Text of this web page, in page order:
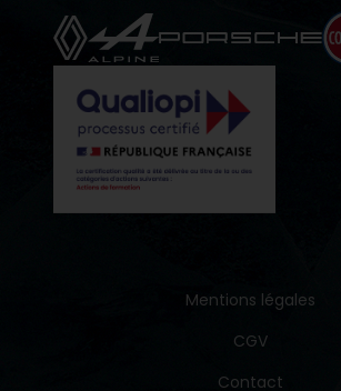
Mentions légales
CGV
Contact